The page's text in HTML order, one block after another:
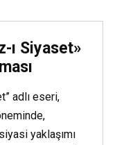
ı Siyaset»
adlı eseri,
yaklaşımı